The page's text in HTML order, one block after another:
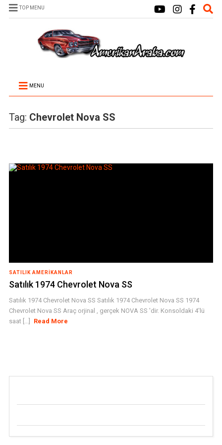
TOP MENU
MENU
Tag: Chevrolet Nova SS
SATILIK AMERIKANLAR
Satılık 1974 Chevrolet Nova SS
Satılık 1974 Chevrolet Nova SS Satılık 1974 Chevrolet Nova SS 1974
Chevrolet Nova SS Araç orjinal , gerçek NOVA SS 'dir. Konsoldaki 4'lü
saat [...]
Read More